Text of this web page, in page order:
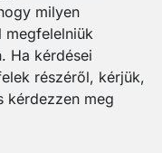
milyen
megfelelniük
Ha kérdései
részéről, kérjük,
kérdezzen meg